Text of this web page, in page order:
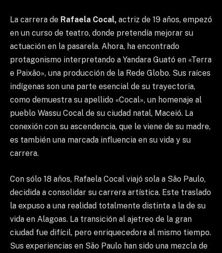
La carrera de Rafaela Cocal, actriz de 19 años, empezó
en un curso de teatro, donde pretendía mejorar su
actuación en la pasarela. Ahora, ha encontrado
protagonismo interpretando a Yandara Guató en «Terra
e Paixão», una producción de la Rede Globo. Sus raíces
indígenas son una parte esencial de su trayectoria,
como demuestra su apellido «Cocal», un homenaje al
pueblo Wassu Cocal de su ciudad natal, Maceió. La
conexión con su ascendencia, que le viene de su madre,
es también una marcada influencia en su vida y su
carrera.
Con sólo 18 años, Rafaela Cocal viajó sola a São Paulo,
decidida a consolidar su carrera artística. Este traslado
la expuso a una realidad totalmente distinta a la de su
vida en Alagoas. La transición al ajetreo de la gran
ciudad fue difícil, pero enriquecedora al mismo tiempo.
Sus experiencias en São Paulo han sido una mezcla de